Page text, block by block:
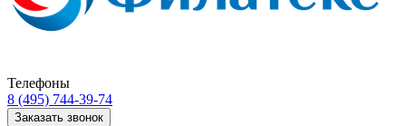
Телефоны
8 (495) 744-39-74
Заказать звонок